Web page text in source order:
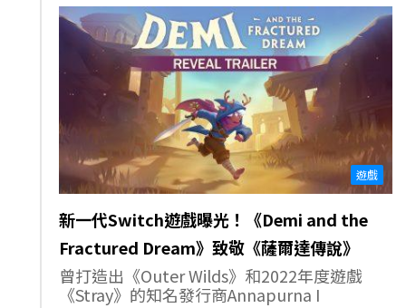
遊戲
新一代Switch遊戲曝光！《Demi and the
Fractured Dream》致敬《薩爾達傳說》
曾打造出《Outer Wilds》和2022年度遊戲
《Stray》的知名發行商Annapurna I